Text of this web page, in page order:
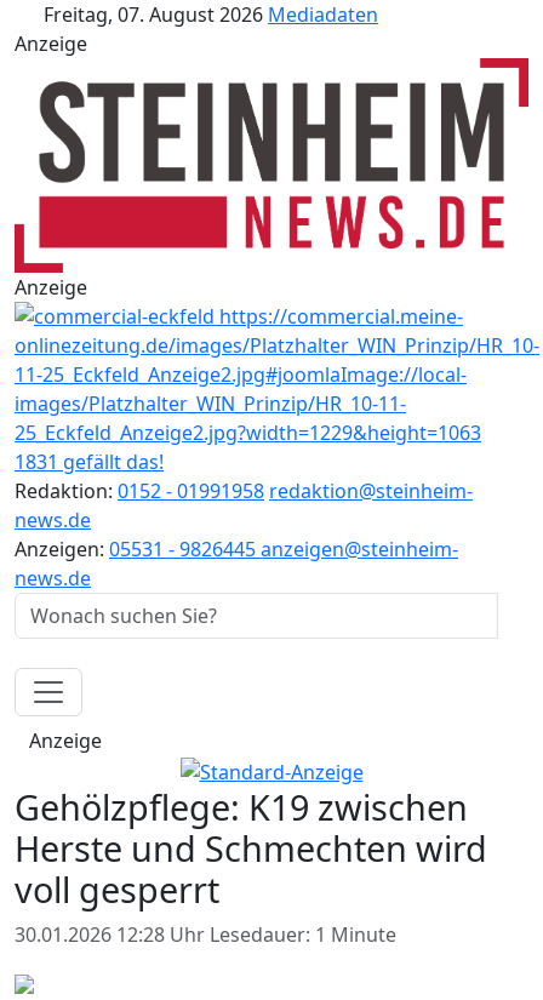
Freitag, 07. August 2026 Mediadaten
Anzeige
Anzeige
1831 gefällt das!
Redaktion: 0152 - 01991958 redaktion@steinheim-
news.de
Anzeigen: 05531 - 9826445anzeigen@steinheim-
news.de
Anzeige
Gehölzpflege: K19 zwischen
Herste und Schmechten wird
voll gesperrt
30.01.2026 12:28 Uhr Lesedauer: 1 Minute